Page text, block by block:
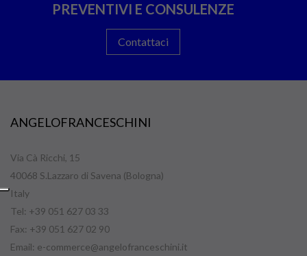
PREVENTIVI E CONSULENZE
Contattaci
ANGELOFRANCESCHINI
Via Cà Ricchi, 15
40068 S.Lazzaro di Savena (Bologna)
Italy
Tel: +39 051 627 03 33
Fax: +39 051 627 02 90
Email: e-commerce@angelofranceschini.it